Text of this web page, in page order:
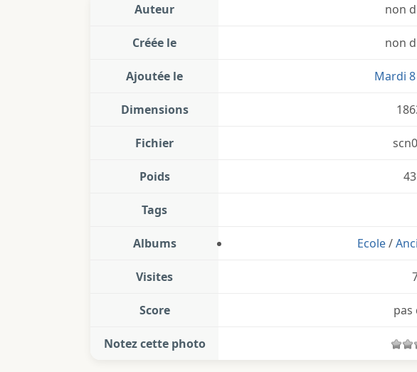
Auteur non
Créée le non
Ajoutée le Mardi
Dimensions
Fichier
Poids
Tags
Albums Ecole/
Visites
Score pas
Notez cette photo